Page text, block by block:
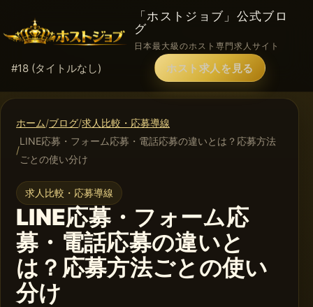
「ホストジョブ」公式ブロ
グ
日本最大級のホスト専門求人サイト
#18 (タイトルなし) ホスト求人を見る
ホーム ブログ 求人比較・応募導線
LINE応募・フォーム応募・電話応募の違いとは？応募方法
ごとの使い分け
求人比較・応募導線
LINE応募・フォーム応
募・電話応募の違いと
は？応募方法ごとの使い
分け